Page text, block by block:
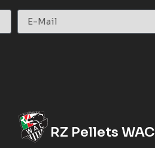
RZ Pellets WAC